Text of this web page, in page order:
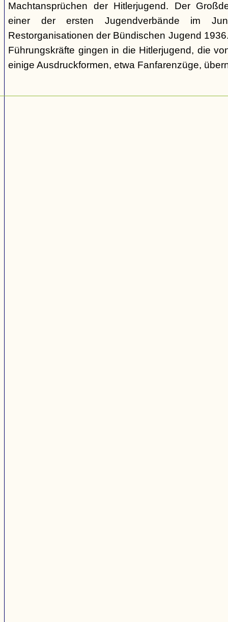
Machtansprüchen der Hitlerjugend. Der
einer der ersten Jugendverbände im
Restorganisationen der Bündischen Jugend
Führungskräfte gingen in die Hitlerjugend, die
einige Ausdruckformen, etwa Fanfarenzüge,